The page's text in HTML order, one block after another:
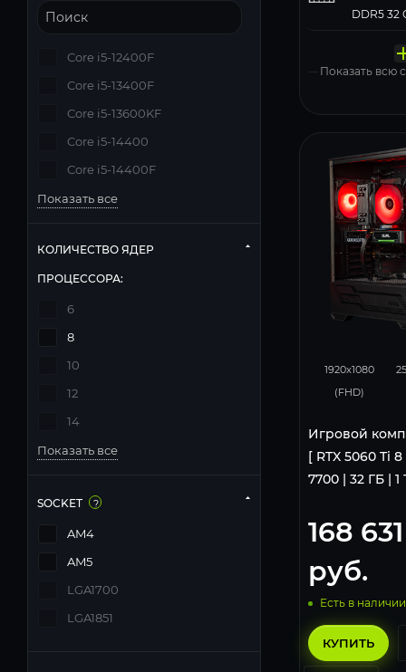
Windows
Показать всю
1920x1080
(FHD)
Игровой
[ RTX 5060 Ti
7700 | 32 ГБ | 1
168 631
руб.
Есть в наличии
КУПИТЬ
Core i5-12400F
Core i5-13400F
Core i5-13600KF
Core i5-14400
Core i5-14400F
Показать все
КОЛИЧЕСТВО ЯДЕР
ПРОЦЕССОРА:
6
8
10
12
14
Показать все
SOCKET ?
AM4
AM5
LGA1700
LGA1851